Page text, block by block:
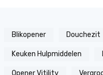
Blikopener Douchezit
Keuken Hulpmiddelen
Opener Vitility